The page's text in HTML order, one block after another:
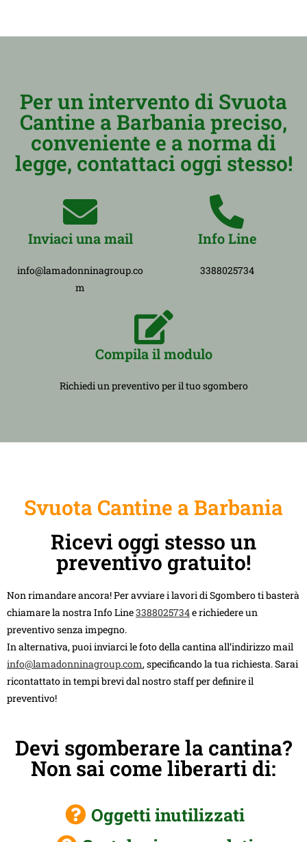
Per un intervento di Svuota
Cantine a Barbania preciso,
conveniente e a norma di
legge, contattaci oggi stesso!
Inviaci una mail
info@lamadonninagroup.co
m
Info Line
3388025734
Compila il modulo
Richiedi un preventivo per il tuo sgombero
Svuota Cantine a Barbania
Ricevi oggi stesso un
preventivo gratuito!
Non rimandare ancora! Per avviare i lavori di Sgombero ti basterà
chiamare la nostra Info Line3388025734e richiedere un
preventivo senza impegno.
In alternativa, puoi inviarci le foto della cantina all’indirizzo mail
info@lamadonninagroup.com, specificando la tua richiesta. Sarai
ricontattato in tempi brevi dal nostro staff per definire il
preventivo!
Devi sgomberare la cantina?
Non sai come liberarti di:
Oggetti inutilizzati